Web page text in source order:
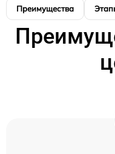
Преимущества